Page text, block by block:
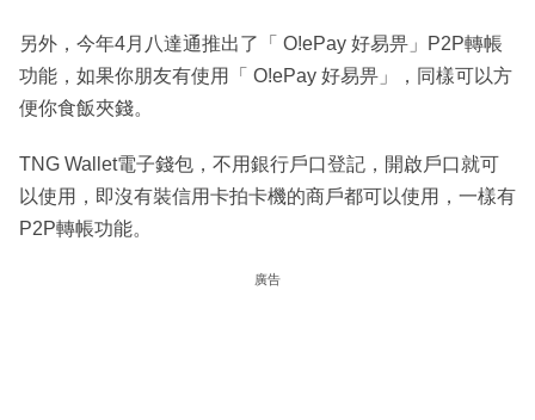
另外，今年4月八達通推出了「 O!ePay 好易畀」P2P轉帳
功能，如果你朋友有使用「 O!ePay 好易畀」，同樣可以方
便你食飯夾錢。
TNG Wallet電子錢包，不用銀行戶口登記，開啟戶口就可
以使用，即沒有裝信用卡拍卡機的商戶都可以使用，一樣有
P2P轉帳功能。
廣告